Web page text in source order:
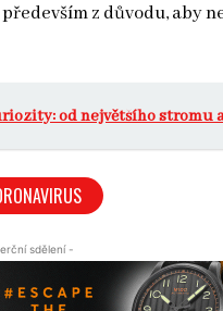
z důvodu, aby
od největšího stromu
sdělení -